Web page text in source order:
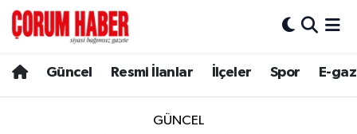
Güncel Resmi İlanlar İlçeler Spor E-
GÜNCEL
Spor
Hava Durumu